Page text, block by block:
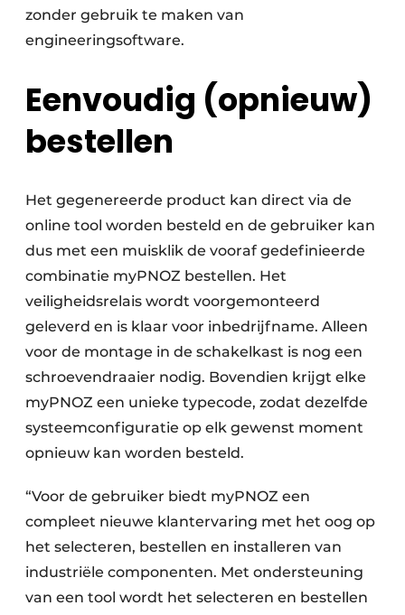
zonder gebruik te maken van
engineeringsoftware.
Eenvoudig (opnieuw)
bestellen
Het gegenereerde product kan direct via de
online tool worden besteld en de gebruiker kan
dus met een muisklik de vooraf gedefinieerde
combinatie myPNOZ bestellen. Het
veiligheidsrelais wordt voorgemonteerd
geleverd en is klaar voor inbedrijfname. Alleen
voor de montage in de schakelkast is nog een
schroevendraaier nodig. Bovendien krijgt elke
myPNOZ een unieke typecode, zodat dezelfde
systeemconfiguratie op elk gewenst moment
opnieuw kan worden besteld.
“Voor de gebruiker biedt myPNOZ een
compleet nieuwe klantervaring met het oog op
het selecteren, bestellen en installeren van
industriële componenten. Met ondersteuning
van een tool wordt het selecteren en bestellen